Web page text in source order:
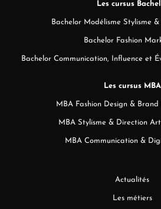
Les cursus
Bachelor Modélisme Stylisme
Bachelor Fashion
Bachelor Communication, Influence et
Les cursus MBA
MBA Fashion Design &
MBA Stylisme & Direction
MBA Communication &
Actualités
Les métiers